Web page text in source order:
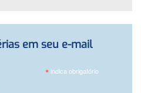
em seu e-mail
*indica obrigatório